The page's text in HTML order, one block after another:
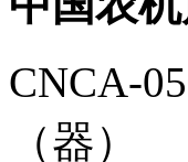
CNCA-
（器）